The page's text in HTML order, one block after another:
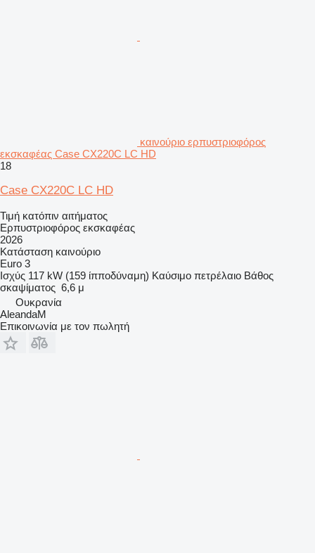
καινούριο ερπυστριοφόρος
εκσκαφέας Case CX220C LC HD
18
Case CX220C LC HD
Τιμή κατόπιν αιτήματος
Ερπυστριοφόρος εκσκαφέας
2026
Κατάσταση καινούριο
Euro 3
Ισχύς 117 kW (159 ίπποδύναμη) Καύσιμο πετρέλαιο Βάθος
σκαψίματος 6,6 μ
Ουκρανία
AleandaM
Επικοινωνία με τον πωλητή